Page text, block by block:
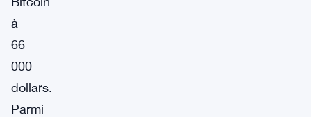
à
66
000
dollars.
Parmi